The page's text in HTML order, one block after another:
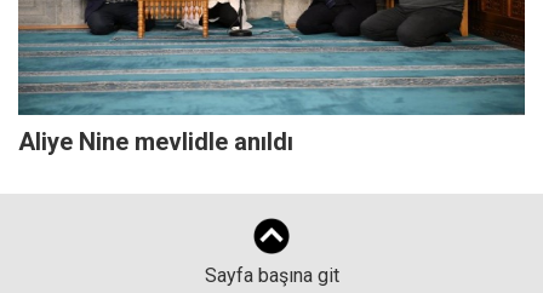
Aliye Nine mevlidle anıldı
Sayfa başına git